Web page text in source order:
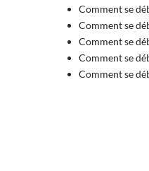
Comment se
Comment se
Comment se
Comment se
Comment se